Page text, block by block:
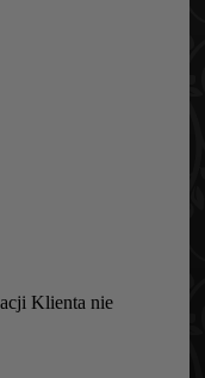
Klienta nie